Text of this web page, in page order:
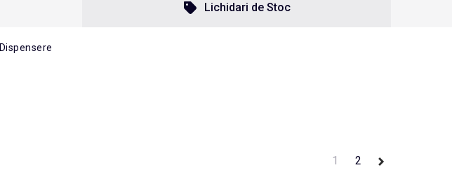
Lichidari de Stoc
Dispensere
1 2